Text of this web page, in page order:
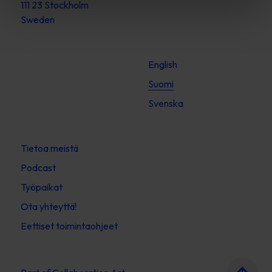
111 23 Stockholm
Sweden
English
Suomi
Svenska
Tietoa meistä
Podcast
Työpaikat
Ota yhteyttä!
Eettiset toimintaohjeet